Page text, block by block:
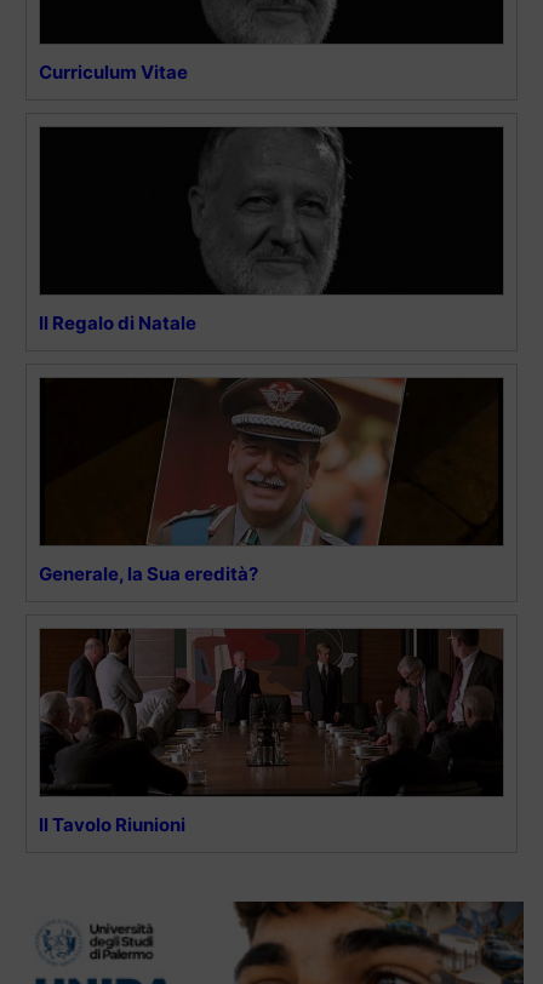
Curriculum Vitae
Il Regalo di Natale
Generale, la Sua eredità?
Il Tavolo Riunioni